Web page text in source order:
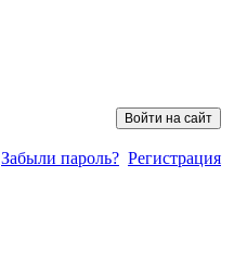
Забыли пароль? Регистрация